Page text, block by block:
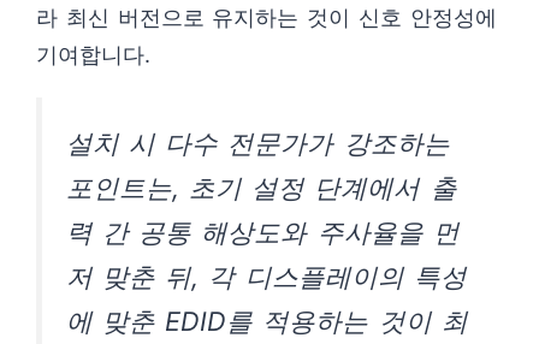
라 최신 버전으로 유지하는 것이 신호 안정성에
기여합니다.
설치 시 다수 전문가가 강조하는
포인트는, 초기 설정 단계에서 출
력 간 공통 해상도와 주사율을 먼
저 맞춘 뒤, 각 디스플레이의 특성
에 맞춘 EDID를 적용하는 것이 최